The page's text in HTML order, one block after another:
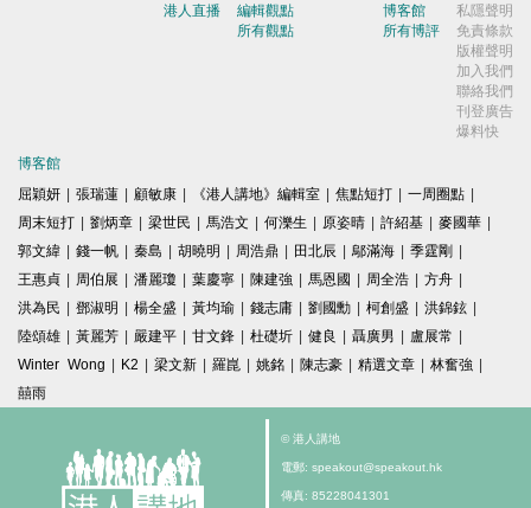
港人直播
編輯觀點
所有觀點
博客館
所有博評
私隱聲明
免責條款
版權聲明
加入我們
聯絡我們
刊登廣告
爆料快
博客館
屈穎妍 | 張瑞蓮 | 顧敏康 | 《港人講地》編輯室 | 焦點短打 | 一周圈點 |
周末短打 | 劉炳章 | 梁世民 | 馬浩文 | 何濼生 | 原姿晴 | 許紹基 | 麥國華 |
郭文緯 | 錢一帆 | 秦島 | 胡曉明 | 周浩鼎 | 田北辰 | 鄔滿海 | 季霆剛 |
王惠貞 | 周伯展 | 潘麗瓊 | 葉慶寧 | 陳建強 | 馬恩國 | 周全浩 | 方舟 |
洪為民 | 鄧淑明 | 楊全盛 | 黃均瑜 | 錢志庸 | 劉國勳 | 柯創盛 | 洪錦鉉 |
陸頌雄 | 黃麗芳 | 嚴建平 | 甘文鋒 | 杜礎圻 | 健良 | 聶廣男 | 盧展常 |
Winter Wong | K2 | 梁文新 | 羅崑 | 姚銘 | 陳志豪 | 精選文章 | 林奮強 |
囍雨
© 港人講地
電郵: speakout@speakout.hk
傳真: 85228041301